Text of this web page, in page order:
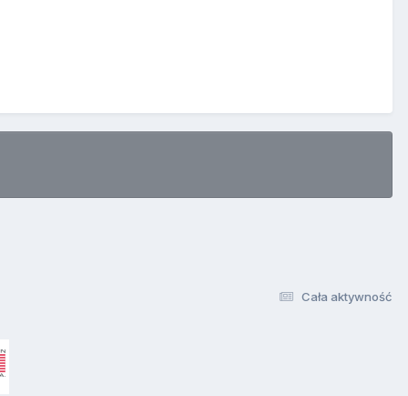
Cała aktywność